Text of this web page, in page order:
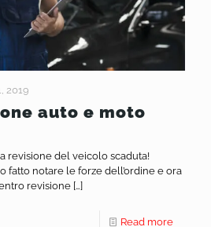
2019
auto e moto
revisione del veicolo scaduta!
fatto notare le forze dell’ordine e ora
revisione […]
Read more